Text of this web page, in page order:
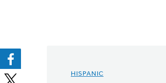
HISPANIC